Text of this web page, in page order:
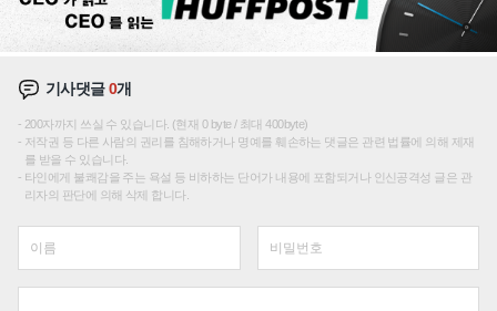
기사댓글0개
200자까지 쓰실 수 있습니다. (현재 0 byte / 최대 400byte)
저작권 등 다른 사람의 권리를 침해하거나 명예를 훼손하는 댓글은 관련 법률에 의해 제재
를 받을 수 있습니다.
타인에게 불쾌감을 주는 욕설 등 비하하는 단어가 내용에 포함되거나 인신공격성 글은 관
리자의 판단에 의해 삭제 합니다.